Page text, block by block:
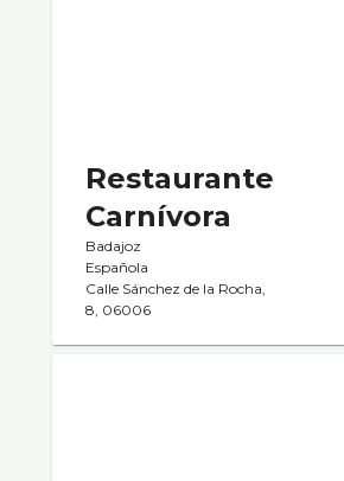
Restaurante
Carnívora
Badajoz
Española
Calle Sánchez de la Rocha,
8, 06006